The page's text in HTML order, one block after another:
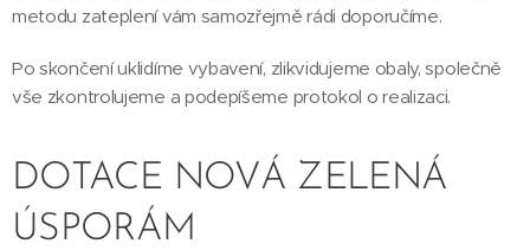
metodu zateplení vám samozřejmě rádi doporučíme.
Po skončení uklidíme vybavení, zlikvidujeme obaly, společně
vše zkontrolujeme a podepíšeme protokol o realizaci.
DOTACE NOVÁ ZELENÁ
ÚSPORÁM